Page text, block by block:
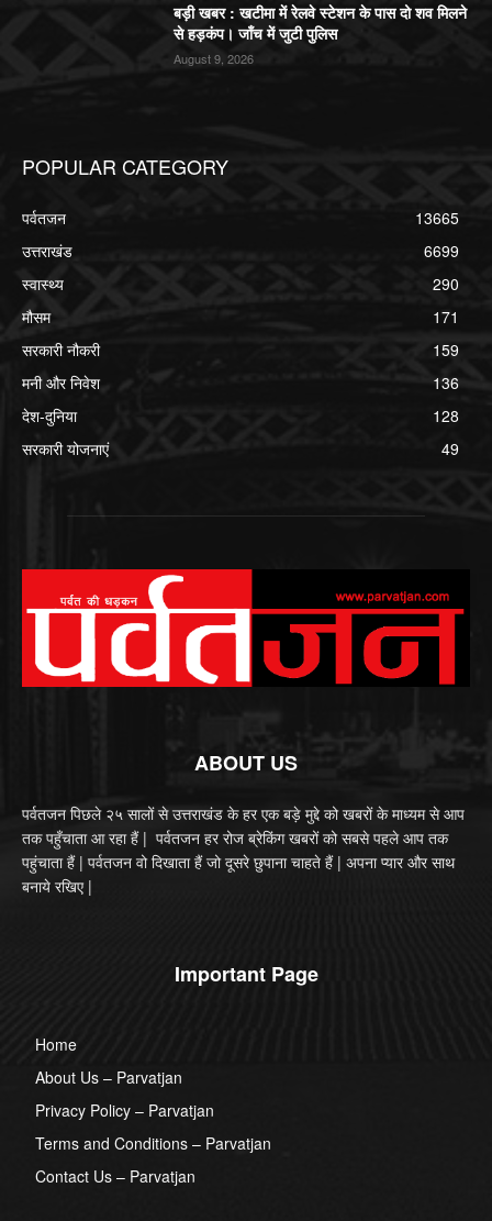
बड़ी खबर : खटीमा में रेलवे स्टेशन के पास दो शव मिलने
से हड़कंप। जाँच में जुटी पुलिस
August 9, 2026
POPULAR CATEGORY
पर्वतजन
13665
उत्तराखंड
6699
स्वास्थ्य
290
मौसम
171
सरकारी नौकरी
159
मनी और निवेश
136
देश-दुनिया
128
सरकारी योजनाएं
49
ABOUT US
पर्वतजन पिछले २५ सालों से उत्तराखंड के हर एक बड़े मुद्दे को खबरों के माध्यम से आप
तक पहुँचाता आ रहा हैं | पर्वतजन हर रोज ब्रेकिंग खबरों को सबसे पहले आप तक
पहुंचाता हैं | पर्वतजन वो दिखाता हैं जो दूसरे छुपाना चाहते हैं | अपना प्यार और साथ
बनाये रखिए |
Important Page
Home
About Us – Parvatjan
Privacy Policy – Parvatjan
Terms and Conditions – Parvatjan
Contact Us – Parvatjan